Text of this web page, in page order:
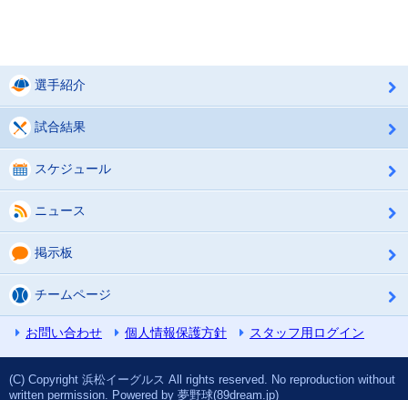
選手紹介
試合結果
スケジュール
ニュース
掲示板
チームページ
お問い合わせ 個人情報保護方針 スタッフ用ログイン
(C) Copyright 浜松イーグルス All rights reserved. No reproduction without
written permission. Powered by 夢野球(89dream.jp)